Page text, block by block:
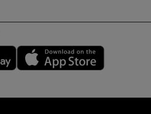
Play market